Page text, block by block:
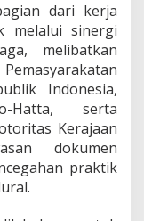
dari kerja
melalui sinergi
melibatkan
Indonesia,
Hatta, serta
Kerajaan
dokumen
praktik